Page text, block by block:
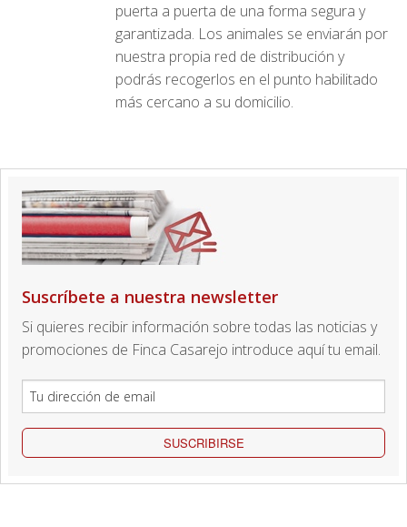
puerta a puerta de una forma segura y
garantizada. Los animales se enviarán por
nuestra propia red de distribución y
podrás recogerlos en el punto habilitado
más cercano a su domicilio.
Suscríbete a nuestra newsletter
Si quieres recibir información sobre todas las noticias y
promociones de Finca Casarejo introduce aquí tu email.
SUSCRIBIRSE